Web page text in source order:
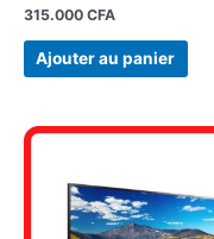
315.000 CFA
Ajouter au panier